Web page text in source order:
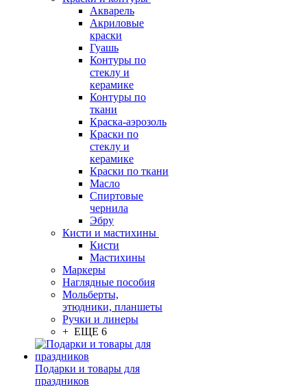
Акварель
Акриловые
краски
Гуашь
Контуры по
стеклу и
керамике
Контуры по
ткани
Краска-аэрозоль
Краски по
стеклу и
керамике
Краски по ткани
Масло
Спиртовые
чернила
Эбру
Кисти и мастихины
Кисти
Мастихины
Маркеры
Наглядные пособия
Мольберты,
этюдники, планшеты
Ручки и линеры
+ ЕЩЕ 6
Подарки и товары для
праздников